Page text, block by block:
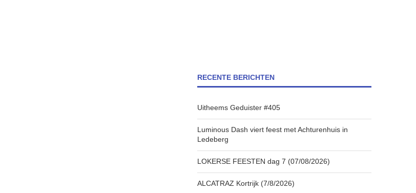
RECENTE BERICHTEN
Uitheems Geduister #405
Luminous Dash viert feest met Achturenhuis in
Ledeberg
LOKERSE FEESTEN dag 7 (07/08/2026)
ALCATRAZ Kortrijk (7/8/2026)